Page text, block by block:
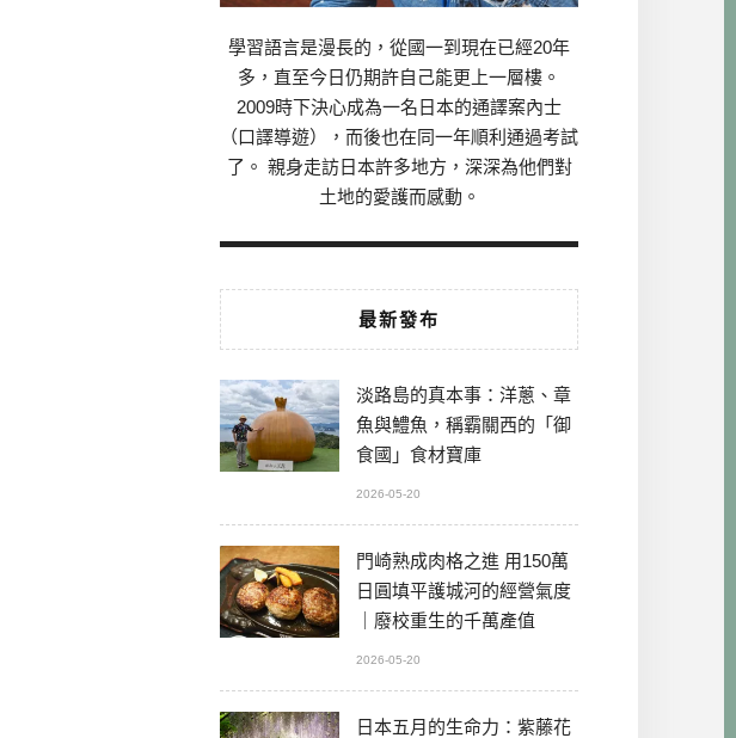
學習語言是漫長的，從國一到現在已經20年
多，直至今日仍期許自己能更上一層樓。
2009時下決心成為一名日本的通譯案內士
（口譯導遊），而後也在同一年順利通過考試
了。 親身走訪日本許多地方，深深為他們對
土地的愛護而感動。
最新發布
淡路島的真本事：洋蔥、章
魚與鱧魚，稱霸關西的「御
食國」食材寶庫
2026-05-20
門崎熟成肉格之進 用150萬
日圓填平護城河的經營氣度
｜廢校重生的千萬產值
2026-05-20
日本五月的生命力：紫藤花